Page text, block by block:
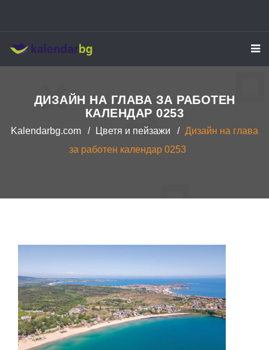
ДИЗАЙН НА ГЛАВА ЗА РАБОТЕН
КАЛЕНДАР 0253
Kalendarbg.com Цветя и пейзажи
Дизайн на глава
за работен календар 0253